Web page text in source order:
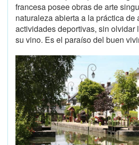
francesa posee obras de arte
naturaleza abierta a la práctica de
actividades deportivas, sin olvidar
su vino. Es el paraíso del buen